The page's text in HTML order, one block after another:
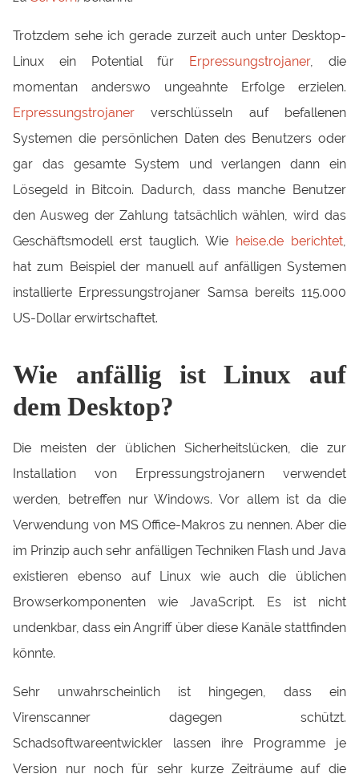
Trotzdem sehe ich gerade zurzeit auch unter Desktop-
Linux ein Potential für
Erpressungstrojaner, die
momentan anderswo ungeahnte Erfolge erzielen.
Erpressungstrojaner verschlüsseln auf befallenen
Systemen die persönlichen Daten des Benutzers oder
gar das gesamte System und verlangen dann ein
Lösegeld in Bitcoin. Dadurch, dass manche Benutzer
den Ausweg der Zahlung tatsächlich wählen, wird das
Geschäftsmodell erst tauglich. Wie heise.de berichtet,
hat zum Beispiel der manuell auf anfälligen Systemen
installierte Erpressungstrojaner Samsa bereits 115.000
US-Dollar erwirtschaftet.
Wie anfällig ist Linux auf
dem Desktop?
Die meisten der üblichen Sicherheitslücken, die zur
Installation von Erpressungstrojanern verwendet
werden, betreffen nur Windows. Vor allem ist da die
Verwendung von MS Office-Makros zu nennen. Aber die
im Prinzip auch sehr anfälligen Techniken Flash und Java
existieren ebenso auf Linux wie auch die üblichen
Browserkomponenten wie JavaScript. Es ist nicht
undenkbar, dass ein Angriff über diese Kanäle stattfinden
könnte.
Sehr unwahrscheinlich ist hingegen, dass ein
Virenscanner dagegen schützt.
Schadsoftwareentwickler lassen ihre Programme je
Version nur noch für sehr kurze Zeiträume auf die